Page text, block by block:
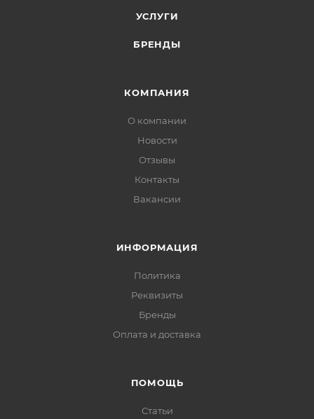
УСЛУГИ
БРЕНДЫ
КОМПАНИЯ
О компании
Новости
Отзывы
Контакты
Вакансии
ИНФОРМАЦИЯ
Политика
Реквизиты
Бренды
Оплата и доставка
ПОМОЩЬ
Статьи